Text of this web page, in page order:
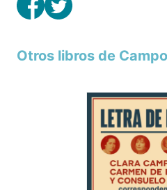
Otros libros de